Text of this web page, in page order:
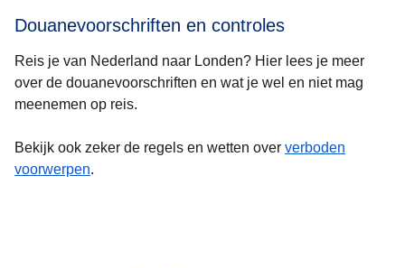
Douanevoorschriften en controles
Reis je van Nederland naar Londen? Hier lees je meer
over de douanevoorschriften en wat je wel en niet mag
meenemen op reis.
Bekijk ook zeker de regels en wetten over verboden
voorwerpen.